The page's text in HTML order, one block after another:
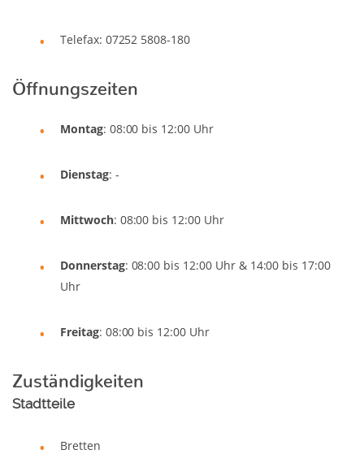
Telefax: 07252 5808-180
Öffnungszeiten
Montag: 08:00 bis 12:00 Uhr
Dienstag: -
Mittwoch: 08:00 bis 12:00 Uhr
Donnerstag: 08:00 bis 12:00 Uhr & 14:00 bis 17:00
Uhr
Freitag: 08:00 bis 12:00 Uhr
Zuständigkeiten
Stadtteile
Bretten